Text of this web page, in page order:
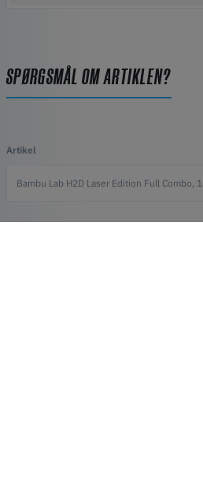
SPØRGSMÅL OM ARTIKLEN?
Artikel